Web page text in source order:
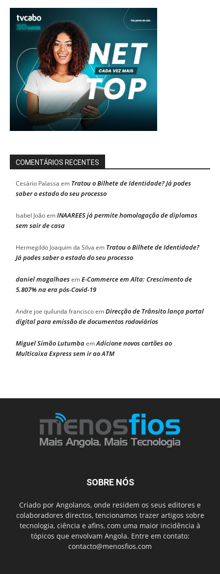
COMENTÁRIOS RECENTES
Cesário Palassa em Tratou o Bilhete de Identidade? Já podes
saber o estado do seu processo
Isabel JoãoemINAAREES já permite homologação de diplomas
sem sair de casa
Hermegildo Joaquim da Silva em Tratou o Bilhete de Identidade?
Já podes saber o estado do seu processo
daniel magalhaesemE-Commerce em Alta: Crescimento de
5.807% na era pós-Covid-19
Andre joe quilunda franciscoemDirecção de Trânsito lança portal
digital para emissão de documentos rodoviários
Miguel Simão LutumbaemAdicione novos cartões ao
Multicaixa Express sem ir ao ATM
SOBRE NÓS
Criado por Angolanos, onde residem os seus editores e
colaboradores directos, tencionamos trazer artigos sobre
tecnologia, ciência e afins, com uma maior incidência à
tópicos que envolvam Angola. Entre em contato:
contacto@menosfios.com